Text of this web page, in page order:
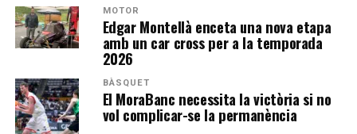
MOTOR
Edgar Montellà enceta una nova etapa
amb un car cross per a la temporada
2026
BÀSQUET
El MoraBanc necessita la victòria si no
vol complicar-se la permanència